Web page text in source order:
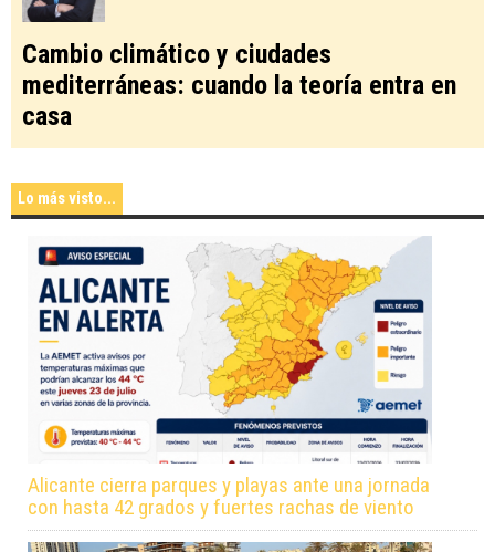
Cambio climático y ciudades
mediterráneas: cuando la teoría entra en
casa
Lo más visto...
Alicante cierra parques y playas ante una jornada
con hasta 42 grados y fuertes rachas de viento